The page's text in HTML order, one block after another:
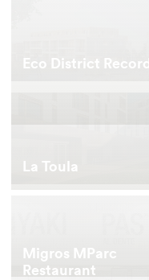
Eco District Record
La Toula
Migros MParc
Restaurant